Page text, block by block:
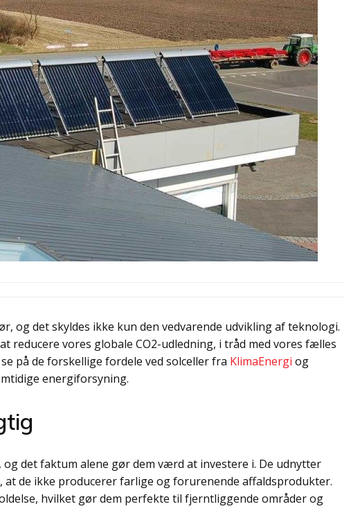
og det skyldes ikke kun den vedvarende udvikling af teknologi.
reducere vores globale CO2-udledning, i tråd med vores fælles
på de forskellige fordele ved solceller fra KlimaEnergi og
energiforsyning.
det faktum alene gør dem værd at investere i. De udnytter
de ikke producerer farlige og forurenende affaldsprodukter.
hvilket gør dem perfekte til fjerntliggende områder og